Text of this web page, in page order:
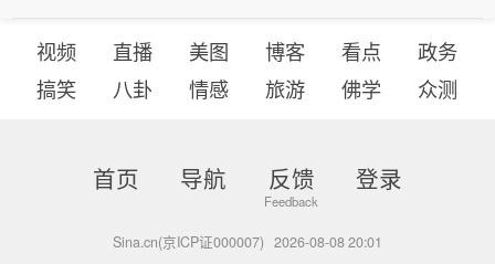
视频 直播 美图 博客 看点
政务
搞笑
八卦 情感 旅游 佛学 众测
首页 导航 反馈 登录
Sina.cn(京ICP证000007) 2026-08-08 20:01